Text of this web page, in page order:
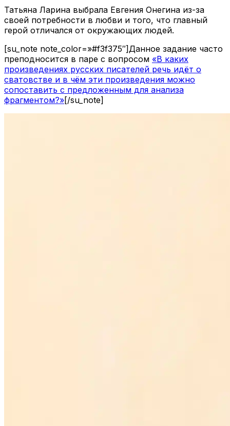
Татьяна Ларина выбрала Евгения Онегина из-за
своей потребности в любви и того, что главный
герой отличался от окружающих людей.
[su_note note_color=»#f3f375″]Данное задание часто
преподносится в паре с вопросом «В каких
произведениях русских писателей речь идёт о
сватовстве и в чём эти произведения можно
сопоставить с предложенным для анализа
фрагментом?»[/su_note]